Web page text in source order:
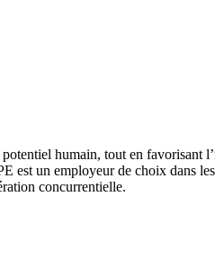
humain, tout en
est un employeur de choix dans
concurrentielle.